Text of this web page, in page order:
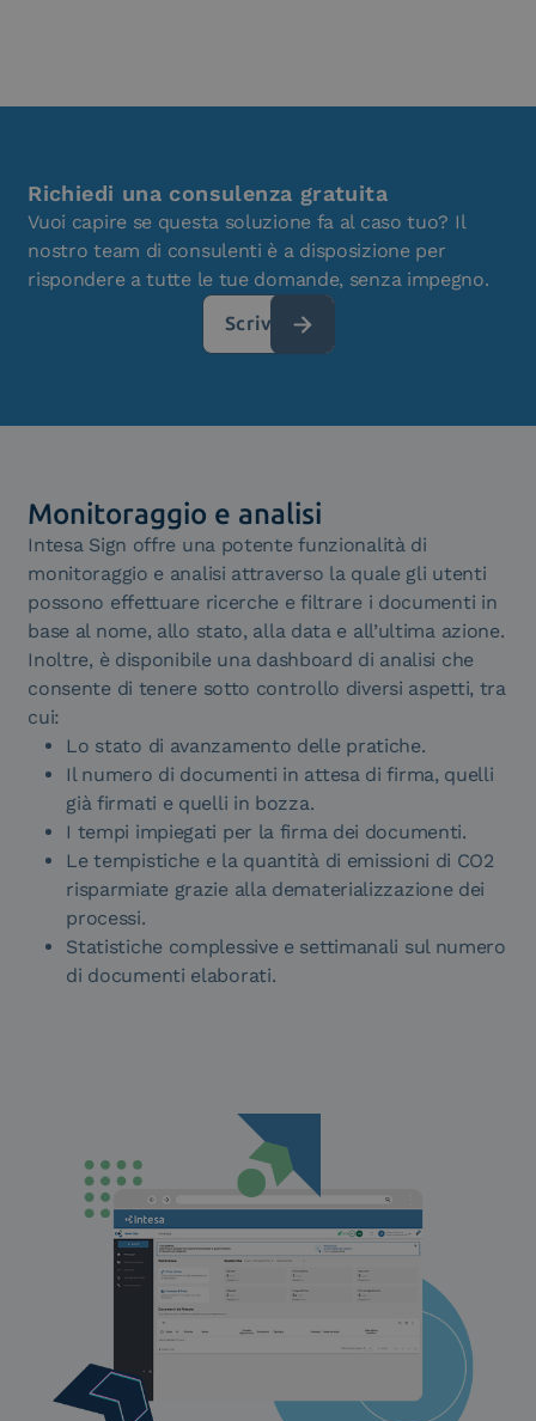
Richiedi una consulenza gratuita
Vuoi capire se questa soluzione fa al caso tuo? Il
nostro team di consulenti è a disposizione per
rispondere a tutte le tue domande, senza impegno.
Scrivici
Monitoraggio e analisi
Intesa Sign offre una potente funzionalità di
monitoraggio e analisi attraverso la quale gli utenti
possono effettuare ricerche e filtrare i documenti in
base al nome, allo stato, alla data e all’ultima azione.
Inoltre, è disponibile una dashboard di analisi che
consente di tenere sotto controllo diversi aspetti, tra
cui:
Lo stato di avanzamento delle pratiche.
Il numero di documenti in attesa di firma, quelli
già firmati e quelli in bozza.
I tempi impiegati per la firma dei documenti.
Le tempistiche e la quantità di emissioni di CO2
risparmiate grazie alla dematerializzazione dei
processi.
Statistiche complessive e settimanali sul numero
di documenti elaborati.